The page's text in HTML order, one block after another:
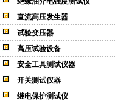
直流高压发生器
试验变压器
高压试验设备
安全工具测试仪器
开关测试仪器
继电保护测试仪